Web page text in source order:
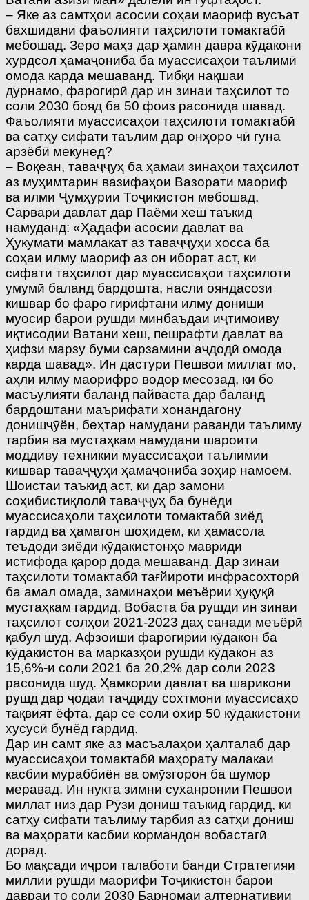
– Яке аз самтҳои асосии соҳаи маориф вусъат
бахшидани фаъолияти таҳсилоти томактабӣ
мебошад. Зеро маҳз дар ҳамин давра кӯдакони
хурдсол ҳамаҷониба ба муассисаҳои таълимӣ
омода карда мешаванд. Тибқи нақшаи
дурнамо, фарогирӣ дар ин зинаи таҳсилот то
соли 2030 бояд ба 50 фоиз расонида шавад.
Фаъолияти муассисаҳои таҳсилоти томактабӣ
ва сатҳу сифати таълим дар онҳоро чӣ гуна
арзёбӣ мекунед?
– Воқеан, таваҷҷуҳ ба ҳамаи зинаҳои таҳсилот
аз муҳимтарин вазифаҳои Вазорати маориф
ва илми Ҷумҳурии Тоҷикистон мебошад.
Сарвари давлат дар Паёми хеш таъкид
намуданд: «Ҳадафи асосии давлат ва
Ҳукумати мамлакат аз таваҷҷуҳи хосса ба
соҳаи илму маориф аз он иборат аст, ки
сифати таҳсилот дар муассисаҳои таҳсилоти
умумӣ баланд бардошта, насли ояндасози
кишвар бо фаро гирифтани илму дониши
муосир барои рушди минбаъдаи иҷтимоиву
иқтисодии Ватани хеш, пешрафти давлат ва
ҳифзи марзу буми сарзамини аҷдодӣ омода
карда шавад». Ин дастури Пешвои миллат мо,
аҳли илму маорифро водор месозад, ки бо
масъулияти баланд пайваста дар баланд
бардоштани маърифати хонандагону
донишҷӯён, беҳтар намудани раванди таълиму
тарбия ва мустаҳкам намудани шароити
моддиву техникии муассисаҳои таълимии
кишвар таваҷҷуҳи ҳамаҷониба зоҳир намоем.
Шоистаи таъкид аст, ки дар замони
соҳибистиқлолӣ таваҷҷуҳ ба бунёди
муассисаҳоли таҳсилоти томактабӣ зиёд
гардид ва ҳамагон шоҳидем, ки ҳамасола
теъдоди зиёди кӯдакистонҳо мавриди
истифода қарор дода мешаванд. Дар зинаи
таҳсилоти томактабӣ тағйироти инфрасохторӣ
ба амал омада, заминаҳои меъёрии ҳуқуқӣ
мустаҳкам гардид. Вобаста ба рушди ин зинаи
таҳсилот солҳои 2021-2023 даҳ санади меъёрӣ
қабул шуд. Афзоиши фарогирии кӯдакон ба
кӯдакистон ва марказҳои рушди кӯдакон аз
15,6%-и соли 2021 ба 20,2% дар соли 2023
расонида шуд. Ҳамкории давлат ва шарикони
рушд дар ҷодаи таҷдиду сохтмони муассисаҳо
тақвият ёфта, дар се соли охир 50 кӯдакистони
хусусӣ бунёд гардид.
Дар ин самт яке аз масъалаҳои ҳалталаб дар
муассисаҳои томактабӣ маҳорату малакаи
касбии мураббиён ва омӯзгорон ба шумор
меравад. Ин нукта зимни суханронии Пешвои
миллат низ дар Рӯзи дониш таъкид гардид, ки
сатҳу сифати таълиму тарбия аз сатҳи дониш
ва маҳорати касбии кормандон вобастагӣ
дорад.
Бо мақсади иҷрои талаботи банди Стратегияи
миллии рушди маорифи Тоҷикистон барои
давраи то соли 2030 Барномаи алтернативии